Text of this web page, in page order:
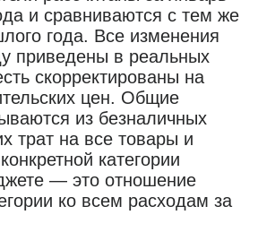
и сравниваются с тем же
года. Все изменения
приведены в реальных
скорректированы на
цен. Общие
из безналичных
трат на все товары и
категории
— это отношение
ко всем расходам за